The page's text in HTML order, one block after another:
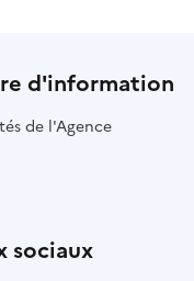
d'information
de l'Agence
sociaux